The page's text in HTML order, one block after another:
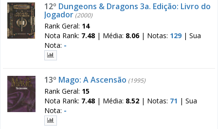
12º Dungeons & Dragons 3a. Edição: Livro do
Jogador (2000)
Rank Geral: 14
Nota Rank: 7.48 | Média: 8.06| Notas: 129 | Sua
Nota: -
13º Mago: A Ascensão (1995)
Rank Geral: 15
Nota Rank: 7.48 | Média: 8.52 | Notas: 71 | Sua
Nota: -